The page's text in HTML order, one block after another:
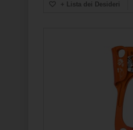
+ Lista dei Desideri